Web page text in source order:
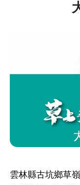
雲林縣古坑鄉草